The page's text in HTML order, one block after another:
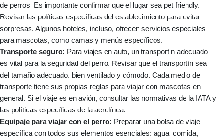
de perros. Es importante confirmar que el lugar sea pet friendly.
Revisar las políticas específicas del establecimiento para evitar
sorpresas. Algunos hoteles, incluso, ofrecen servicios especiales
para mascotas, como camas y menús específicos.
Transporte seguro: Para viajes en auto, un transportín adecuado
es vital para la seguridad del perro. Revisar que el transportín sea
del tamaño adecuado, bien ventilado y cómodo. Cada medio de
transporte tiene sus propias reglas para viajar con mascotas en
general. Si el viaje es en avión, consultar las normativas de la IATA y
las políticas específicas de la aerolínea.
Equipaje para viajar con el perro: Preparar una bolsa de viaje
específica con todos sus elementos esenciales: agua, comida,